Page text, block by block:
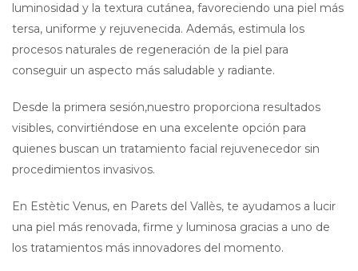
luminosidad y la textura cutánea, favoreciendo una piel más
tersa, uniforme y rejuvenecida. Además, estimula los
procesos naturales de regeneración de la piel para
conseguir un aspecto más saludable y radiante.
Desde la primera sesión,nuestro proporciona resultados
visibles, convirtiéndose en una excelente opción para
quienes buscan un tratamiento facial rejuvenecedor sin
procedimientos invasivos.
En Estètic Venus, en Parets del Vallès, te ayudamos a lucir
una piel más renovada, firme y luminosa gracias a uno de
los tratamientos más innovadores del momento.